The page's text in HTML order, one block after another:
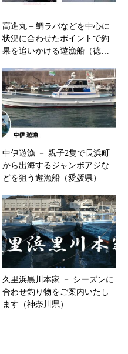
高進丸 – 鯛ラバなどを中心に
状況に合わせたポイントで釣
果を追いかける遊漁船（徳…
中伊遊漁 － 親子2隻で長浜町
から出海するジャンボアジな
どを狙う遊漁船（愛媛県）
久里浜黒川本家 － シーズンに
合わせ釣り物をご案内いたし
ます（神奈川県）